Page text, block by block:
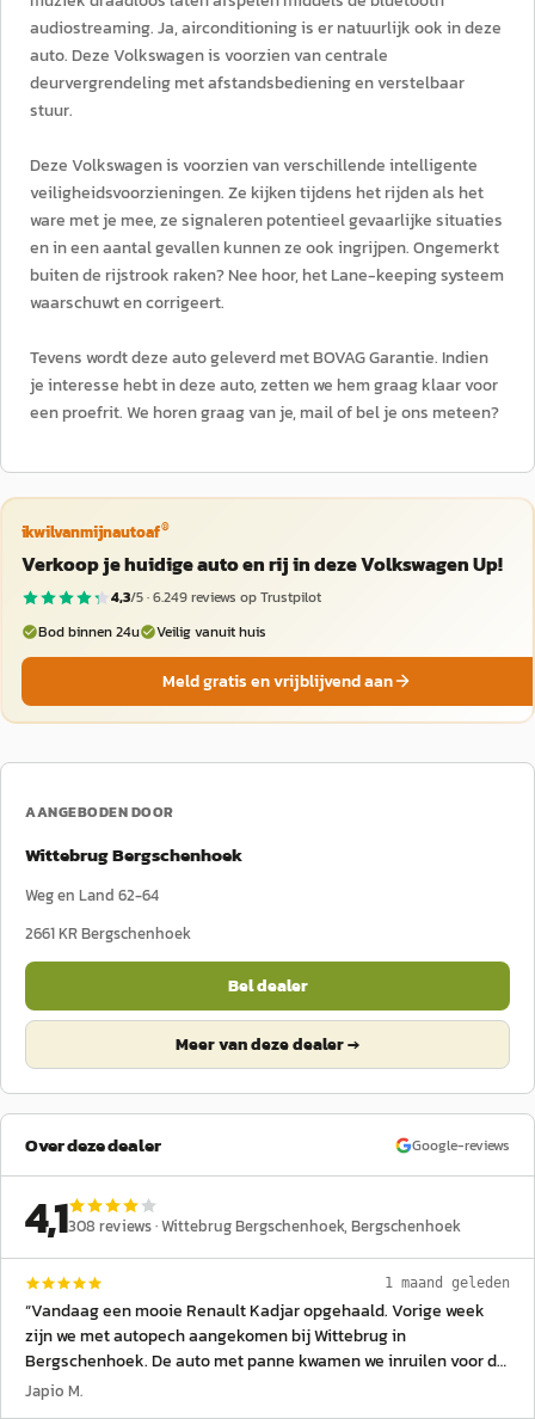
audiostreaming. Ja, airconditioning is er natuurlijk ook in deze
auto. Deze Volkswagen is voorzien van centrale
deurvergrendeling met afstandsbediening en verstelbaar
stuur.
Deze Volkswagen is voorzien van verschillende intelligente
veiligheidsvoorzieningen. Ze kijken tijdens het rijden als het
ware met je mee, ze signaleren potentieel gevaarlijke situaties
en in een aantal gevallen kunnen ze ook ingrijpen. Ongemerkt
buiten de rijstrook raken? Nee hoor, het Lane-keeping systeem
waarschuwt en corrigeert.
Tevens wordt deze auto geleverd met BOVAG Garantie. Indien
je interesse hebt in deze auto, zetten we hem graag klaar voor
een proefrit. We horen graag van je, mail of bel je ons meteen?
ikwilvanmijnautoaf®
Verkoop je huidige auto en rij in deze Volkswagen Up!
4,3/5 ·6.249reviews op Trustpilot
Bod binnen 24u
Veilig vanuit huis
Meld gratis en vrijblijvend aan
AANGEBODEN DOOR
Wittebrug Bergschenhoek
Weg en Land 62-64
2661 KRBergschenhoek
Bel dealer
Meer van deze dealer →
Over deze dealer Google-reviews
4,1308 reviews ·Wittebrug Bergschenhoek, Bergschenhoek
1 maand geleden
“Vandaag een mooie Renault Kadjar opgehaald. Vorige week
zijn we met autopech aangekomen bij Wittebrug in
Bergschenhoek. De auto met panne kwamen we inruilen voor de
Kadjar. 2 dagen er voor hadden we gebeld met de centrale van
Japio M.